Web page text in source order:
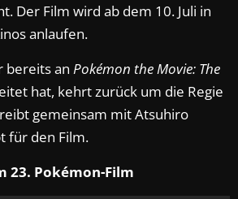
Der Film wird ab dem 10. Juli in
anlaufen.
bereits an Pokémon the Movie: The
hat, kehrt zurück um die Regie
gemeinsam mit Atsuhiro
für den Film.
23. Pokémon-Film